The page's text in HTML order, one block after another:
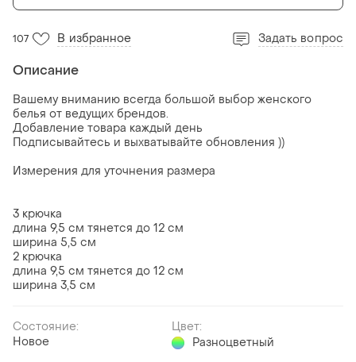
107 В избранное Задать вопрос
Описание
Вашему вниманию всегда большой выбор женского
белья от ведущих брендов.
Добавление товара каждый день
Подписывайтесь и выхватывайте обновления ))
Измерения для уточнения размера
3 крючка
длина 9,5 см тянется до 12 см
ширина 5,5 см
2 крючка
длина 9,5 см тянется до 12 см
ширина 3,5 см
Состояние:
Новое
Цвет:
Разноцветный